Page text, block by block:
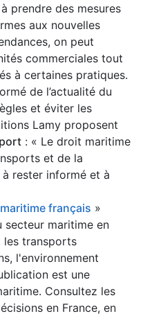
prendre des mesures
aux nouvelles
on peut
commerciales tout
à certaines pratiques.
de l’actualité du
et éviter les
Lamy proposent
: « Le droit maritime
et de la
rester informé et à
français »
secteur maritime en
les transports
l'environnement
est une
Consultez les
en France, en